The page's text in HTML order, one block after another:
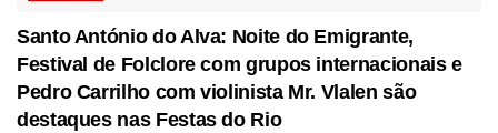
Santo António do Alva: Noite do Emigrante,
Festival de Folclore com grupos internacionais e
Pedro Carrilho com violinista Mr. Vlalen são
destaques nas Festas do Rio